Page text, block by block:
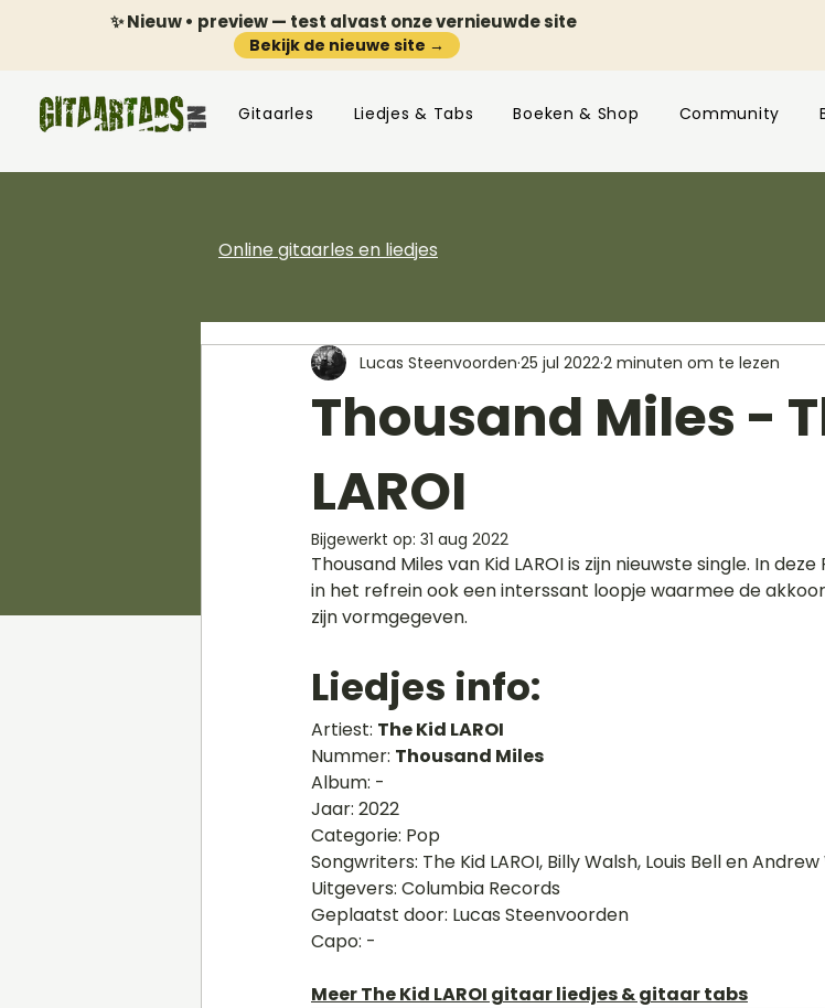
✨ Nieuw • preview — test alvast onze vernieuwde site
Bekijk de nieuwe site →
Gitaarles Liedjes & Tabs Boeken & Shop Community
Online gitaarles en liedjes
Thousand Miles -
LAROI
Lucas Steenvoorden 25 jul 20222 minuten om te lezen
Bijgewerkt op: 31 aug 2022
Thousand Miles van Kid LAROI is zijn nieuwste single. In
in het refrein ook een interssant loopje waarmee de
zijn vormgegeven.
Liedjes info:
Artiest: The Kid LAROI
Nummer: Thousand Miles
Album: -
Jaar: 2022
Categorie: Pop
Songwriters: The Kid LAROI, Billy Walsh, Louis Bell en
Uitgevers: Columbia Records
Geplaatst door: Lucas Steenvoorden
Capo: -
Meer The Kid LAROI gitaar liedjes & gitaar tabs